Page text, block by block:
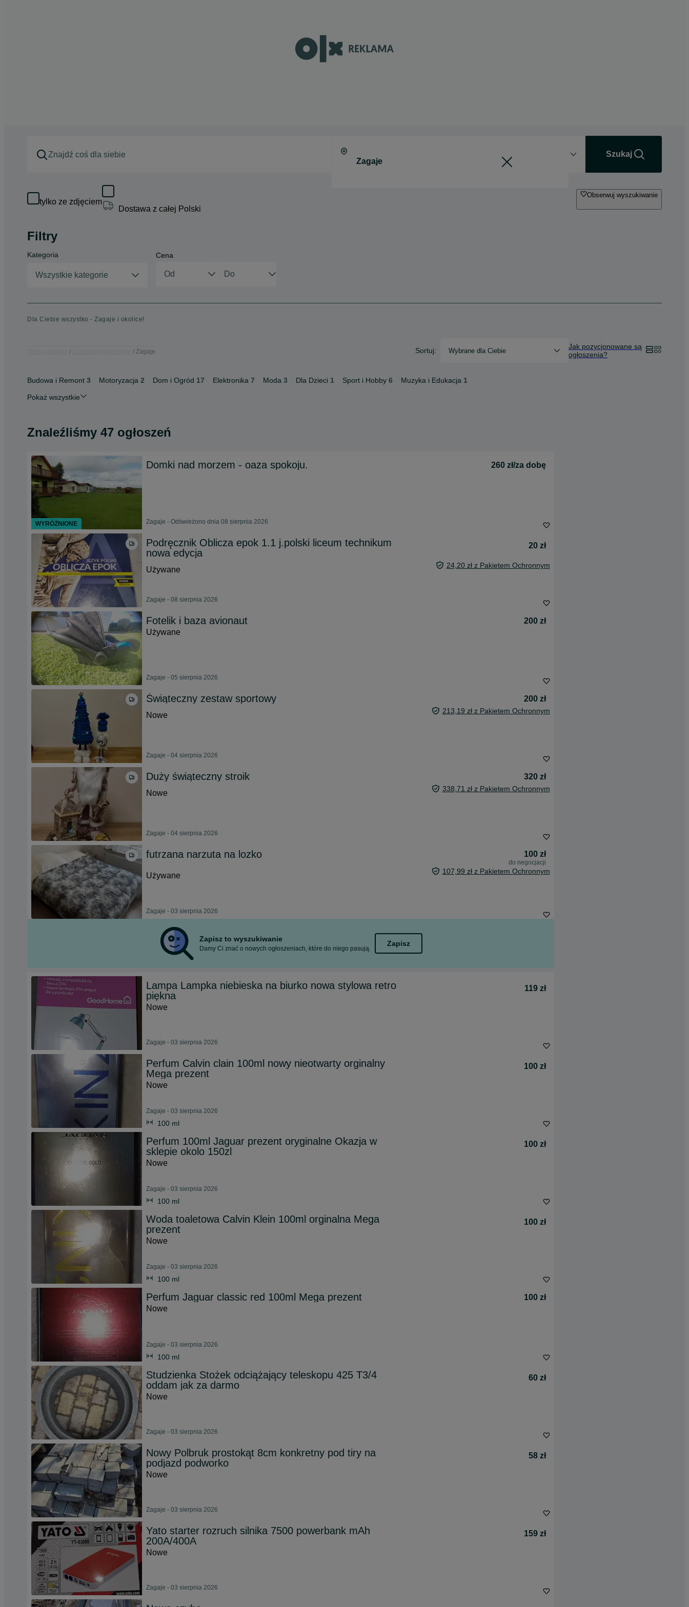
Szukaj
tylko ze zdjęciem
Dostawa z całej Polski
Obserwuj wyszukiwanie
Filtry
Kategoria
Wszystkie kategorie
Cena
Dla Ciebie wszystko - Zagaje i okolice!
Zagaje Sortuj: Wybrane dla Ciebie
Jak pozycjonowane są
ogłoszenia?
Budowa i Remont 3 Motoryzacja 2 Dom i Ogród 17 Elektronika 7 Moda 3 Dla Dzieci 1 Sport i Hobby 6 Muzyka i Edukacja 1
Pokaż wszystkie
Znaleźliśmy 47 ogłoszeń
Domki nad morzem - oaza spokoju. 260 zł/za dobę
Zagaje - Odświeżono dnia 08 sierpnia 2026
Podręcznik Oblicza epok 1.1 j.polski liceum technikum
nowa edycja
20 zł
Używane 24,20 zł z Pakietem Ochronnym
Zagaje - 08 sierpnia 2026
Fotelik i baza avionaut
200 zł
Używane
Zagaje - 05 sierpnia 2026
Świąteczny zestaw sportowy
200 zł
Nowe
213,19 zł z Pakietem Ochronnym
Zagaje - 04 sierpnia 2026
Duży świąteczny stroik
320 zł
Nowe
338,71 zł z Pakietem Ochronnym
Zagaje - 04 sierpnia 2026
futrzana narzuta na lozko 100 zł
do negocjacji
Używane 107,99 zł z Pakietem Ochronnym
Zagaje - 03 sierpnia 2026
Zapisz to wyszukiwanie
Damy Ci znać o nowych ogłoszeniach, które do niego pasują.
Zapisz
Lampa Lampka niebieska na biurko nowa stylowa retro
piękna
119 zł
Nowe
Zagaje - 03 sierpnia 2026
Perfum Calvin clain 100ml nowy nieotwarty orginalny
Mega prezent
100 zł
Nowe
Zagaje - 03 sierpnia 2026
100 ml
Perfum 100ml Jaguar prezent oryginalne Okazja w
sklepie okolo 150zl
100 zł
Nowe
Zagaje - 03 sierpnia 2026
100 ml
Woda toaletowa Calvin Klein 100ml orginalna Mega
prezent
100 zł
Nowe
Zagaje - 03 sierpnia 2026
100 ml
Perfum Jaguar classic red 100ml Mega prezent
100 zł
Nowe
Zagaje - 03 sierpnia 2026
100 ml
Studzienka Stożek odciążający teleskopu 425 T3/4
oddam jak za darmo
60 zł
Nowe
Zagaje - 03 sierpnia 2026
Nowy Polbruk prostokąt 8cm konkretny pod tiry na
podjazd podworko
58 zł
Nowe
Zagaje - 03 sierpnia 2026
Yato starter rozruch silnika 7500 powerbank mAh
200A/400A
159 zł
Nowe
Zagaje - 03 sierpnia 2026
WYRÓŻNIONE